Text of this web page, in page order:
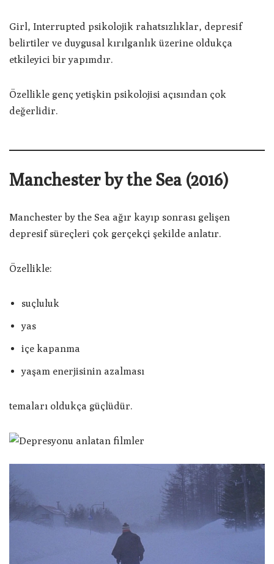
Girl, Interrupted psikolojik rahatsızlıklar, depresif
belirtiler ve duygusal kırılganlık üzerine oldukça
etkileyici bir yapımdır.
Özellikle genç yetişkin psikolojisi açısından çok
değerlidir.
Manchester by the Sea (2016)
Manchester by the Sea ağır kayıp sonrası gelişen
depresif süreçleri çok gerçekçi şekilde anlatır.
Özellikle:
suçluluk
yas
içe kapanma
yaşam enerjisinin azalması
temaları oldukça güçlüdür.